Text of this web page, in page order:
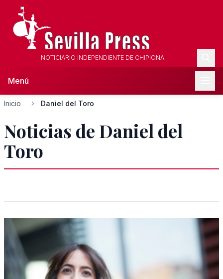
NOTICIARIO INDEPENDIENTE DE CHIPIONA
Menú
Inicio Daniel del Toro
Noticias de Daniel del
Toro